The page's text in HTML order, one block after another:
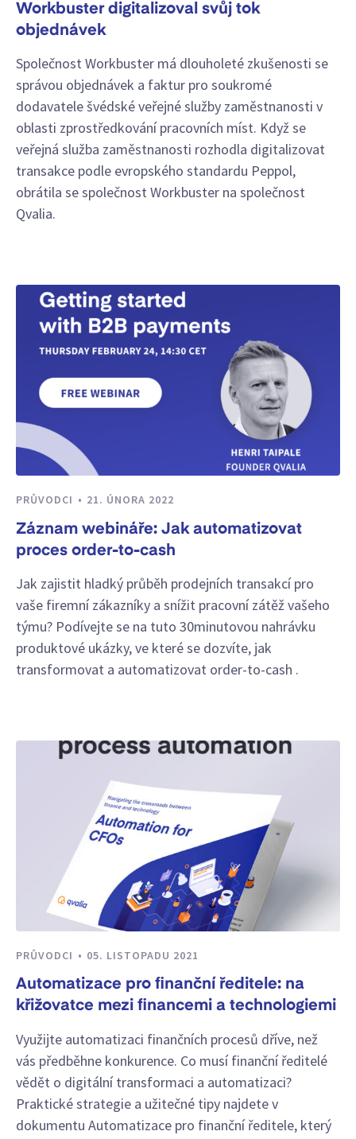
Workbuster digitalizoval svůj tok
objednávek
Společnost Workbuster má dlouholeté zkušenosti se
správou objednávek a faktur pro soukromé
dodavatele švédské veřejné služby zaměstnanosti v
oblasti zprostředkování pracovních míst. Když se
veřejná služba zaměstnanosti rozhodla digitalizovat
transakce podle evropského standardu Peppol,
obrátila se společnost Workbuster na společnost
Qvalia.
PRŮVODCI 21. ÚNORA 2022
Záznam webináře: Jak automatizovat
proces order-to-cash
Jak zajistit hladký průběh prodejních transakcí pro
vaše firemní zákazníky a snížit pracovní zátěž vašeho
týmu? Podívejte se na tuto 30minutovou nahrávku
produktové ukázky, ve které se dozvíte, jak
transformovat a automatizovat order-to-cash .
PRŮVODCI 05. LISTOPADU 2021
Automatizace pro finanční ředitele: na
křižovatce mezi financemi a technologiemi
Využijte automatizaci finančních procesů dříve, než
vás předběhne konkurence. Co musí finanční ředitelé
vědět o digitální transformaci a automatizaci?
Praktické strategie a užitečné tipy najdete v
dokumentu Automatizace pro finanční ředitele, který